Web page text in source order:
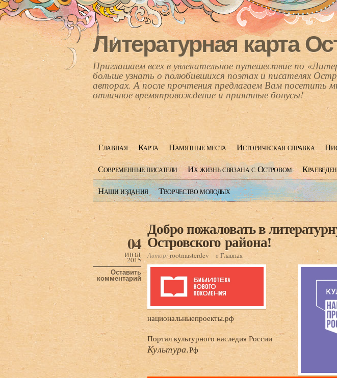
Литературная карта
Приглашаем всех в увлекательное путешествие по
больше узнать о полюбившихся поэтах и писателях
авторах. А после прочтения предлагаем Вам посетить
отличное времяпровождение и приятные бонусы!
Главная Карта Памятные места Историческая справка
Современные писатели
Их жизнь связана с Островом
Наши издания
Творчество молодых
Добро пожаловать в
Островского района!
04
ИЮЛ
2015
Оставить
комментарий
Автор:rootmasterdev в Главная
национальныепроекты.рф
Портал культурного наследия России
Культура.Рф